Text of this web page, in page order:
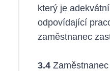
který je
odpovídající
zaměstnanec
3.4Zaměstnanec